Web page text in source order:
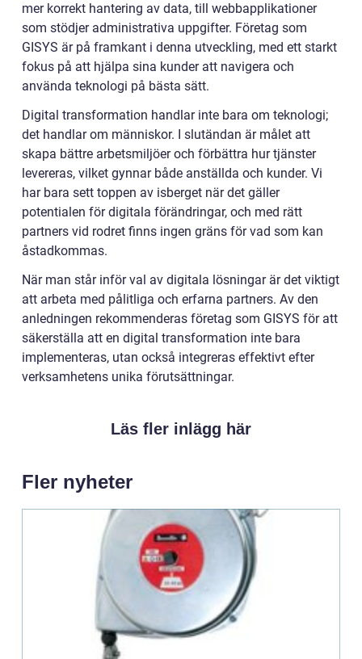
mer korrekt hantering av data, till webbapplikationer
som stödjer administrativa uppgifter. Företag som
GISYS är på framkant i denna utveckling, med ett starkt
fokus på att hjälpa sina kunder att navigera och
använda teknologi på bästa sätt.
Digital transformation handlar inte bara om teknologi;
det handlar om människor. I slutändan är målet att
skapa bättre arbetsmiljöer och förbättra hur tjänster
levereras, vilket gynnar både anställda och kunder. Vi
har bara sett toppen av isberget när det gäller
potentialen för digitala förändringar, och med rätt
partners vid rodret finns ingen gräns för vad som kan
åstadkommas.
När man står inför val av digitala lösningar är det viktigt
att arbeta med pålitliga och erfarna partners. Av den
anledningen rekommenderas företag som GISYS för att
säkerställa att en digital transformation inte bara
implementeras, utan också integreras effektivt efter
verksamhetens unika förutsättningar.
Läs fler inlägg här
Fler nyheter